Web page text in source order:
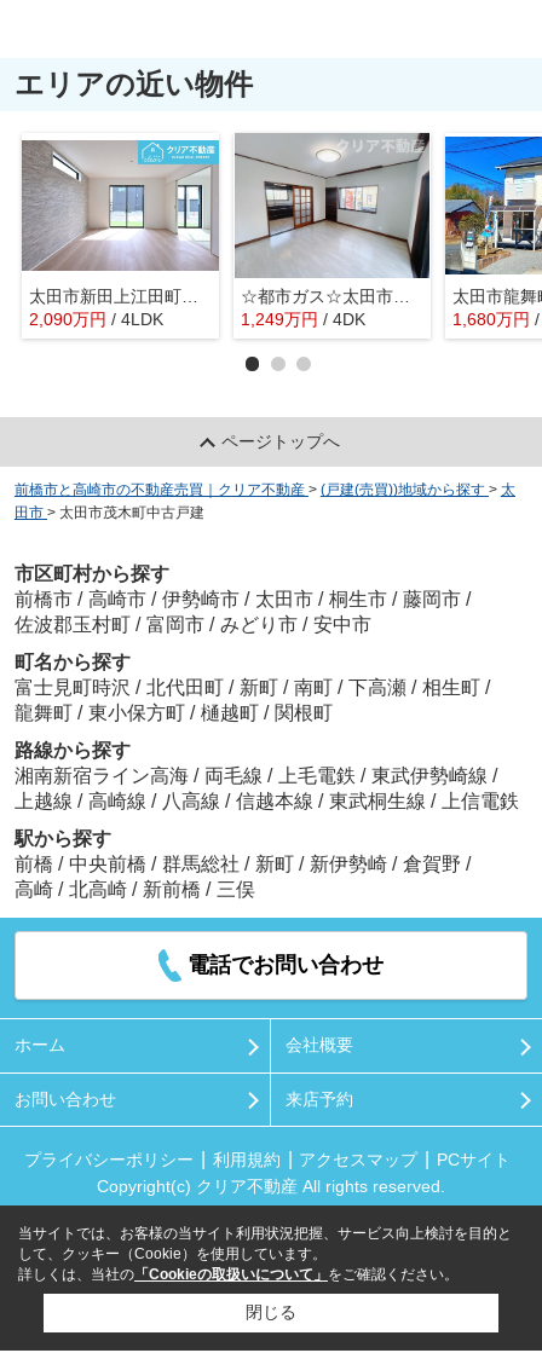
エリアの近い物件
太田市新田上江田町 GRAFARE
2,090万円 / 4LDK
☆都市ガス☆太田市新道町1期 中古戸建
1,249万円 / 4DK
太田市龍
1,680万円
ページトップへ
前橋市と高崎市の不動産売買｜クリア不動産 > (戸建(売買))地域から探す > 太
田市 > 太田市茂木町中古戸建
市区町村から探す
前橋市 / 高崎市 / 伊勢崎市 / 太田市 / 桐生市 / 藤岡市 /
佐波郡玉村町 / 富岡市 / みどり市 / 安中市
町名から探す
富士見町時沢 / 北代田町 / 新町 / 南町 / 下高瀬 / 相生町 /
龍舞町 / 東小保方町 / 樋越町 / 関根町
路線から探す
湘南新宿ライン高海 / 両毛線 / 上毛電鉄 / 東武伊勢崎線 /
上越線 / 高崎線 / 八高線 / 信越本線 / 東武桐生線 /
上信電鉄
駅から探す
前橋 / 中央前橋 / 群馬総社 / 新町 / 新伊勢崎 / 倉賀野 /
高崎 / 北高崎 / 新前橋 / 三俣
電話でお問い合わせ
ホーム 会社概要
お問い合わせ 来店予約
プライバシーポリシー 利用規約 アクセスマップ
PCサイト
Copyright(c) クリア不動産 All rights reserved.
当サイトでは、お客様の当サイト利用状況把握、サービス向上検討を目的と
して、クッキー（Cookie）を使用しています。
詳しくは、当社の 「Cookieの取扱いについて」 をご確認ください。
閉じる